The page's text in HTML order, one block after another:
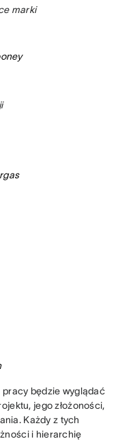
marki
pracy będzie wyglądać
jego złożoności,
Każdy z tych
i hierarchię